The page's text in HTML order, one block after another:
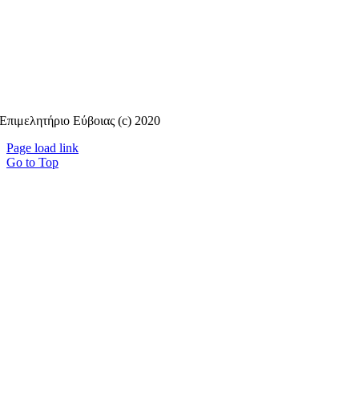
Επιμελητήριο Εύβοιας (c) 2020
Page load link
Go to Top